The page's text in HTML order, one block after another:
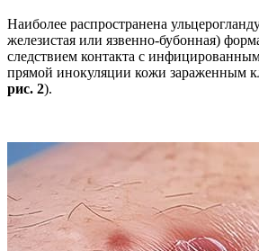
Наиболее распространена
железистая или язвенно-бубонная)
следствием контакта с
прямой инокуляции кожи зараженным
рис. 2).